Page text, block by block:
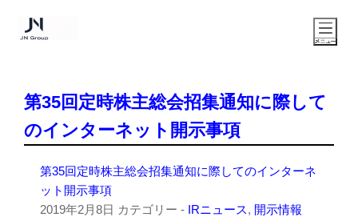
第35回定時株主総会招集通知に際して
のインターネット開示事項
第35回定時株主総会招集通知に際してのインターネ
ット開示事項
2019年2月8日 カテゴリー - IRニュース, 開示情報